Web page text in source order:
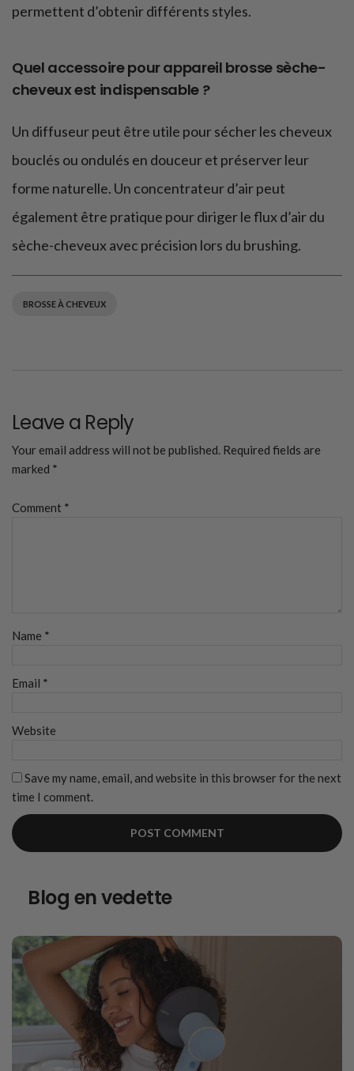
permettent d’obtenir différents styles.
Quel accessoire pour appareil brosse sèche-
cheveux est indispensable ?
Un diffuseur peut être utile pour sécher les cheveux
bouclés ou ondulés en douceur et préserver leur
forme naturelle. Un concentrateur d’air peut
également être pratique pour diriger le flux d’air du
sèche-cheveux avec précision lors du brushing.
BROSSE À CHEVEUX
Leave a Reply
Your email address will not be published. Required fields are
marked *
Comment *
Name *
Email *
Website
Save my name, email, and website in this browser for the next
time I comment.
Blog en vedette